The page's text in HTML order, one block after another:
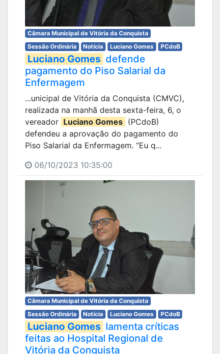
Câmara Municipal de Vitória da Conquista
Sessão Ordinária
Notícia Luciano Gomes PCdoB
Luciano Gomes defende
pagamento do Piso Salarial da
Enfermagem
...unicipal de Vitória da Conquista (CMVC),
realizada na manhã desta sexta-feira, 6, o
vereador Luciano Gomes (PCdoB)
defendeu a aprovação do pagamento do
Piso Salarial da Enfermagem. “Eu q...
06/10/2023 10:35:00
Câmara Municipal de Vitória da Conquista
Sessão Ordinária
Notícia Luciano Gomes PCdoB
Luciano Gomes lamenta críticas
feitas ao Hospital Regional de
Vitória da Conquista